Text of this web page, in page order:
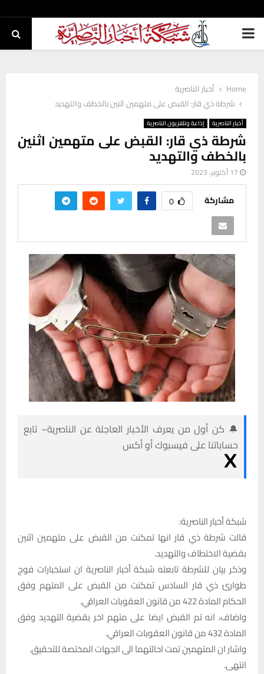
PRIMARY
Home
أخبار الناصرية
شرطة ذي قار: القبض على متهمين اثنين بالخطف والتهديد
أخبار الناصرية إذاعة وتلفزيون الناصرية
شرطة ذي قار: القبض على متهمين اثنين
بالخطف والتهديد
17 أكتوبر، 2023
مشاركة 0
🔔 كن أول من يعرف الأخبار العاجلة عن الناصرية– تابع
حساباتنا على فيسبوك أو أكس
شبكة أخبار الناصرية:
قالت شرطة ذي قار انها تمكنت من القبض على متهمين اثنين
بقضية الاختطاف والتهديد.
وذكر بيان للشرطة تابعته شبكة أخبار الناصرية ان استخبارات فوج
طوارئ ذي قار السادس تمكنت من القبض على المتهم وفق
الحكام المادة 422 من قانون العقوبات العراقي.
واضاف، انه تم القبض ايضا على متهم اخر بقضية التهديد وفق
المادة 432 من قانون العقوبات العراقي.
واشار ان المتهمينِ تمت احالتهما الى الجهات المختصة للتحقيق.
انتهى.